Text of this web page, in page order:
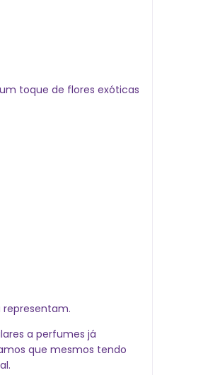
toque de flores exóticas
representam.
a perfumes j
que mesmos tendo